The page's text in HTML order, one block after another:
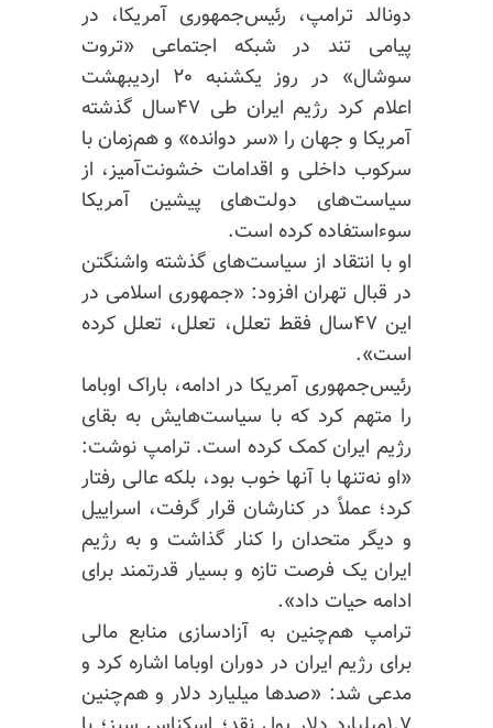
دونالد ترامپ، رئیس‌جمهوری آمریکا، در
پیامی تند در شبکه اجتماعی «تروت
سوشال» در روز یکشنبه ۲۰ اردیبهشت
اعلام کرد رژیم ایران طی ۴۷سال گذشته
آمریکا و جهان را «سر دوانده» و هم‌زمان با
سرکوب داخلی و اقدامات خشونت‌آمیز، از
سیاست‌های دولت‌های پیشین آمریکا
سوءاستفاده کرده است.
او با انتقاد از سیاست‌های گذشته واشنگتن
در قبال تهران افزود: «جمهوری اسلامی در
این ۴۷سال فقط تعلل، تعلل، تعلل کرده
است».
رئیس‌جمهوری آمریکا در ادامه، باراک اوباما
را متهم کرد که با سیاست‌هایش به بقای
رژیم ایران کمک کرده است. ترامپ نوشت:
«او نه‌تنها با آنها خوب بود، بلکه عالی رفتار
کرد؛ عملاً در کنارشان قرار گرفت، اسراییل
و دیگر متحدان را کنار گذاشت و به رژیم
ایران یک فرصت تازه و بسیار قدرتمند برای
ادامه حیات داد».
ترامپ هم‌چنین به آزادسازی منابع مالی
برای رژیم ایران در دوران اوباما اشاره کرد و
مدعی شد: «صدها میلیارد دلار و هم‌چنین